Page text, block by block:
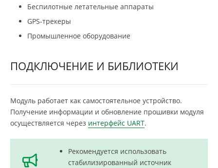
Беспилотные летательные аппараты
GPS-трекеры
Промышленное оборудование
ПОДКЛЮЧЕНИЕ И БИБЛИОТЕКИ
Модуль работает как самостоятельное устройство.
Получение информации и обновление прошивки модуля
осуществляется через интерфейс UART.
Рекомендуется использовать
стабилизированный источник